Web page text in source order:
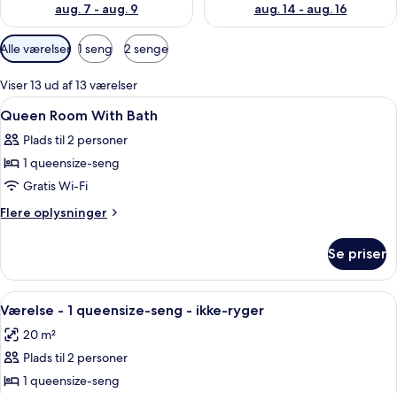
aug. 7 - aug. 9
aug. 14 - aug. 16
Tilgængelige
filtre
for
værelser
Alle værelser 1 seng 2 senge
Viser 13 ud af 13 værelser
Indlæs
alle
billeder
af
Queen
Room
Allergivenligt sengetøj, pengeskab
4
Queen Room With Bath
Plads til 2 personer
1 queensize-seng
Gratis Wi-Fi
Flere oplysninger
Flere
Room
With
Bath
Se priser
Indlæs
alle
billeder
af
Værelse
Et hotelværelse med en seng, et
11
Værelse - 1 queensize-seng - ikke-ryger
20 m²
Plads til 2 personer
1 queensize-seng